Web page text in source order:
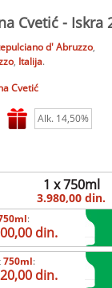
Cvetić - Iskra
d' Abruzzo,
, Italija.
Cvetić
Alk. 14,50%
1 x 750ml
3.980,00 din.
:
din.
750ml:
din.